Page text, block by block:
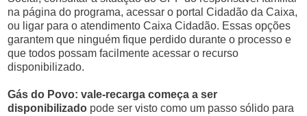
na página do programa, acessar o portal Cidadão da Caixa,
ou ligar para o atendimento Caixa Cidadão. Essas opções
garantem que ninguém fique perdido durante o processo e
que todos possam facilmente acessar o recurso
disponibilizado.
Gás do Povo: vale-recarga começa a ser
disponibilizado pode ser visto como um passo sólido para